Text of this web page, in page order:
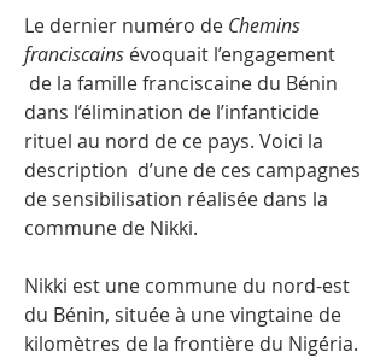
Le dernier numéro de Chemins
franciscains évoquait l’engagement
de la famille franciscaine du Bénin
dans l’élimination de l’infanticide
rituel au nord de ce pays. Voici la
description d’une de ces campagnes
de sensibilisation réalisée dans la
commune de Nikki.
Nikki est une commune du nord-est
du Bénin, située à une vingtaine de
kilomètres de la frontière du Nigéria.